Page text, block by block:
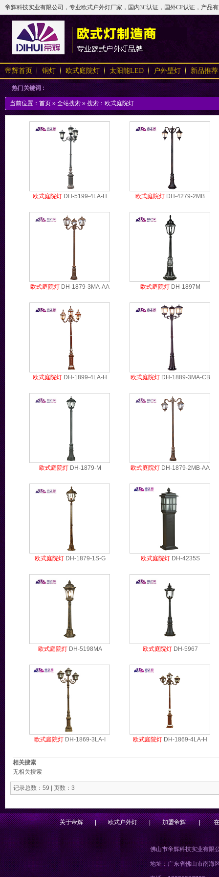
帝辉科技实业有限公司，专业欧式户外灯厂家，国内3C认证，国外CE认证，产
帝辉首页 铜灯 欧式庭院灯 太阳能LED 户外壁灯 新品推荐
热门关键词 :
当前位置： 首页 » 全站搜索 » 搜索：欧式庭院灯
欧式庭院灯 DH-5199-4LA-H 欧式庭院灯 DH-4279-2MB
欧式庭院灯 DH-1879-3MA-AA 欧式庭院灯DH-1897M
欧式庭院灯 DH-1899-4LA-H 欧式庭院灯DH-1889-3MA-CB
欧式庭院灯DH-1879-M 欧式庭院灯 DH-1879-2MB-AA
欧式庭院灯DH-1879-1S-G 欧式庭院灯DH-4235S
欧式庭院灯DH-5198MA 欧式庭院灯DH-5967
欧式庭院灯 DH-1869-3LA-I 欧式庭院灯 DH-1869-4LA-H
相关搜索
无相关搜索
记录总数：59 | 页数：3
关于帝辉 | 欧式户外灯 | 加盟帝辉 |
佛山市帝辉科技实业有限
地址：广东省佛山市南海